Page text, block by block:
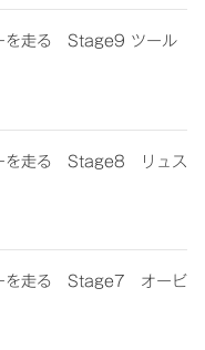
を走る Stage9 ツール
を走る Stage8 リュス
を走る Stage7 オービ